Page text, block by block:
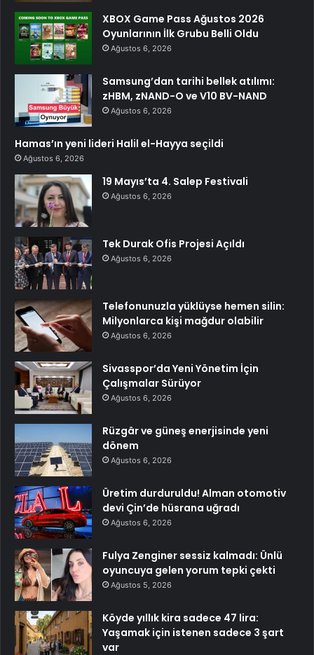
XBOX Game Pass Ağustos 2026
Oyunlarının İlk Grubu Belli Oldu
Ağustos 6, 2026
Samsung’dan tarihi bellek atılımı:
zHBM, zNAND-O ve V10 BV-NAND
Ağustos 6, 2026
Hamas’ın yeni lideri Halil el-Hayya seçildi
Ağustos 6, 2026
19 Mayıs’ta 4. Salep Festivali
Ağustos 6, 2026
Tek Durak Ofis Projesi Açıldı
Ağustos 6, 2026
Telefonunuzla yüklüyse hemen silin:
Milyonlarca kişi mağdur olabilir
Ağustos 6, 2026
Sivasspor’da Yeni Yönetim İçin
Çalışmalar Sürüyor
Ağustos 6, 2026
Rüzgâr ve güneş enerjisinde yeni
dönem
Ağustos 6, 2026
Üretim durduruldu! Alman otomotiv
devi Çin’de hüsrana uğradı
Ağustos 6, 2026
Fulya Zenginer sessiz kalmadı: Ünlü
oyuncuya gelen yorum tepki çekti
Ağustos 5, 2026
Köyde yıllık kira sadece 47 lira:
Yaşamak için istenen sadece 3 şart
var